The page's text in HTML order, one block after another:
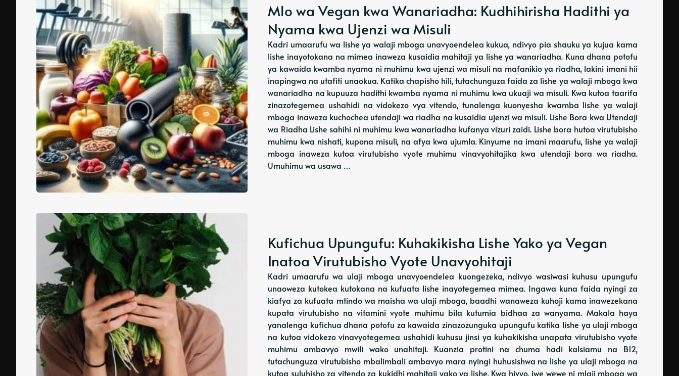
Mlo wa Vegan kwa Wanariadha: Kudhihirisha Hadithi ya
Nyama kwa Ujenzi wa Misuli
Kadri umaarufu wa lishe ya walaji mboga unavyoendelea kukua, ndivyo pia shauku ya kujua kama
lishe inayotokana na mimea inaweza kusaidia mahitaji ya lishe ya wanariadha. Kuna dhana potofu
ya kawaida kwamba nyama ni muhimu kwa ujenzi wa misuli na mafanikio ya riadha, lakini imani hii
inapingwa na utafiti unaokua. Katika chapisho hili, tutachunguza faida za lishe ya walaji mboga kwa
wanariadha na kupuuza hadithi kwamba nyama ni muhimu kwa ukuaji wa misuli. Kwa kutoa taarifa
zinazotegemea ushahidi na vidokezo vya vitendo, tunalenga kuonyesha kwamba lishe ya walaji
mboga inaweza kuchochea utendaji wa riadha na kusaidia ujenzi wa misuli. Lishe Bora kwa Utendaji
wa Riadha Lishe sahihi ni muhimu kwa wanariadha kufanya vizuri zaidi. Lishe bora hutoa virutubisho
muhimu kwa nishati, kupona misuli, na afya kwa ujumla. Kinyume na imani maarufu, lishe ya walaji
mboga inaweza kutoa virutubisho vyote muhimu vinavyohitajika kwa utendaji bora wa riadha.
Umuhimu wa usawa …
Kufichua Upungufu: Kuhakikisha Lishe Yako ya Vegan
Inatoa Virutubisho Vyote Unavyohitaji
Kadri umaarufu wa ulaji mboga unavyoendelea kuongezeka, ndivyo wasiwasi kuhusu upungufu
unaoweza kutokea kutokana na kufuata lishe inayotegemea mimea. Ingawa kuna faida nyingi za
kiafya za kufuata mtindo wa maisha wa ulaji mboga, baadhi wanaweza kuhoji kama inawezekana
kupata virutubisho na vitamini vyote muhimu bila kutumia bidhaa za wanyama. Makala haya
yanalenga kufichua dhana potofu za kawaida zinazozunguka upungufu katika lishe ya ulaji mboga
na kutoa vidokezo vinavyotegemea ushahidi kuhusu jinsi ya kuhakikisha unapata virutubisho vyote
muhimu ambavyo mwili wako unahitaji. Kuanzia protini na chuma hadi kalsiamu na B12,
tutachunguza virutubisho mbalimbali ambavyo mara nyingi huhusishwa na lishe ya ulaji mboga na
kutoa suluhisho za vitendo za kukidhi mahitaji yako ya lishe. Kwa hivyo, iwe wewe ni mlaji mboga wa